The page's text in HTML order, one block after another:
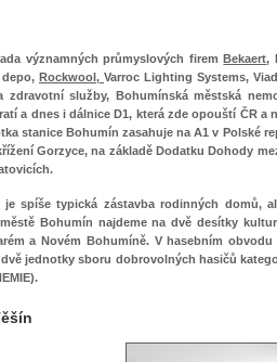
významných průmyslových firem Bekaert,
Rockwool, Varroc Lighting Systems,
služby, Bohumínská městská
a dnes i dálnice D1, která zde opouští ČR a
stanice Bohumín zasahuje na A1 v Polské
Gorzyce, na základě Dodatku Dohody
je spíše typická zástavba rodinných domů,
Bohumín najdeme na dvě desítky
a Novém Bohumíně. V hasebním
jednotky sboru dobrovolných hasičů